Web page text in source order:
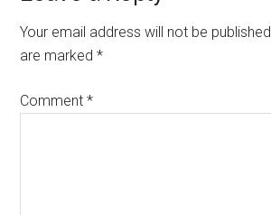
Interactions
Your email address will not be published.
are marked*
Comment*